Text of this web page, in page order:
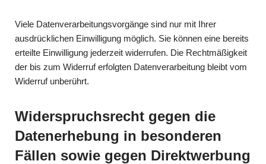
Viele Datenverarbeitungsvorgänge sind nur mit Ihrer
ausdrücklichen Einwilligung möglich. Sie können eine bereits
erteilte Einwilligung jederzeit widerrufen. Die Rechtmäßigkeit
der bis zum Widerruf erfolgten Datenverarbeitung bleibt vom
Widerruf unberührt.
Widerspruchsrecht gegen die
Datenerhebung in besonderen
Fällen sowie gegen Direktwerbung